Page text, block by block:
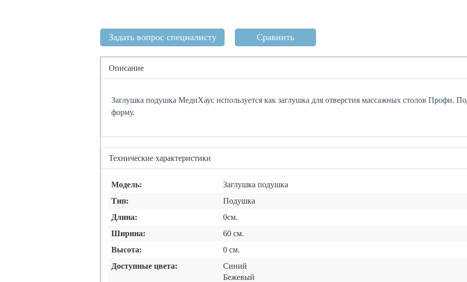
Задать вопрос специалисту Сравнить
Центральная
часть
Описание
Заглушка подушка МедиХаус используется как заглушка для отверстия массажных столов Профи.
форму.
Технические характеристики
Модель:
Заглушка подушка
Тип:
Подушка
Длина:
0см.
Ширина:
60 см.
Высота:
0 см.
Доступные цвета:
Синий
Бежевый